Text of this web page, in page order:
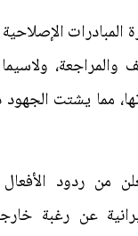
والمراجعة،
مما يشتت
من ردود الأفعال
عن رغبة